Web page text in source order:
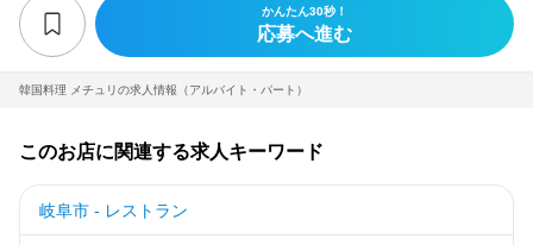
韓国料理 メチュリの求人情報（アルバイト・パート）
かんたん30秒！
応募へ進む
このお店に関連する求人キーワード
岐阜市 - レストラン